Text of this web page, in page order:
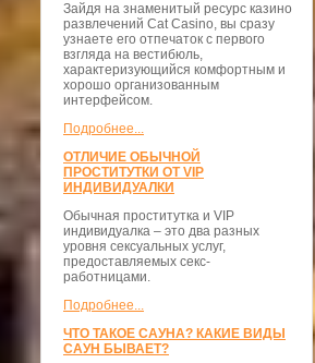
Зайдя на знаменитый ресурс казино
развлечений Cat Casino, вы сразу
узнаете его отпечаток с первого
взгляда на вестибюль,
характеризующийся комфортным и
хорошо организованным
интерфейсом.
Подробнее...
ОТЛИЧИЕ ОБЫЧНОЙ
ПРОСТИТУТКИ ОТ VIP
ИНДИВИДУАЛКИ
Обычная проститутка и VIP
индивидуалка – это два разных
уровня сексуальных услуг,
предоставляемых секс-
работницами.
Подробнее...
ЧТО ТАКОЕ САУНА? КАКИЕ ВИДЫ
САУН БЫВАЕТ?